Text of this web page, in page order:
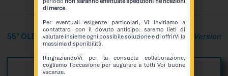
55″ OLED Hanging VersionTransparent Touch PCAP Version
di merce.
Per eventuali esigenze particolari, Vi invitiamo a
contattarci con il dovuto anticipo: saremo lieti di
valutare insieme ogni possibile soluzione e di offrirVi la
massima disponibilità.
RingraziandoVi per la consueta collaborazione,
cogliamo l’occasione per augurare a tutti Voi buone
vacanze.